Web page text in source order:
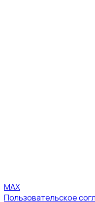
MAX
Пользовательское